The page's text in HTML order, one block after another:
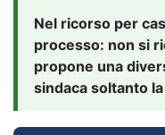
Nel ricorso per
processo: non si
propone una
sindaca soltanto